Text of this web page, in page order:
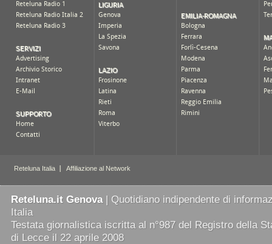
Reteluna.it Genova| Quotidiano indipendente di
Italia
Testata giornalistica iscritta al n°987 del Registro della
di Lecce il 22 aprile 2008